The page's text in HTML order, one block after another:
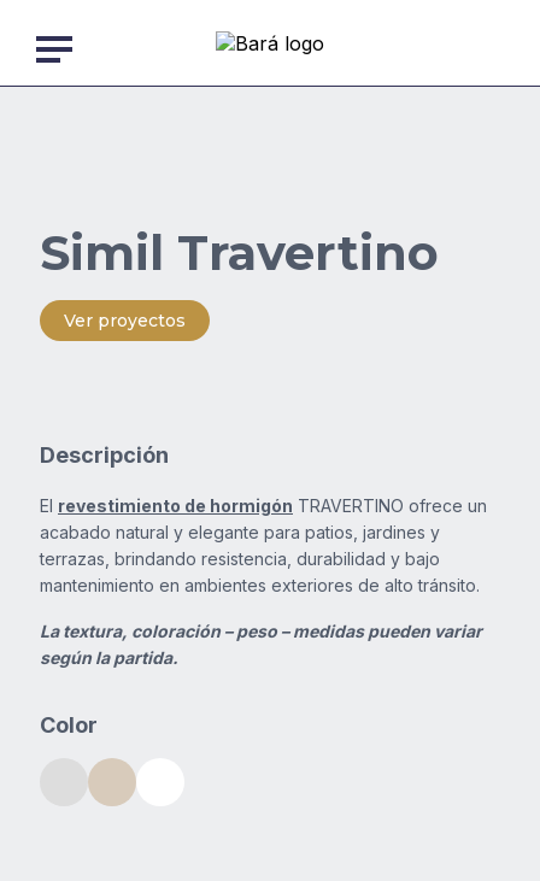
content
Obras
Contacto
Simil Travertino
Ver proyectos
Descripción
El revestimiento de hormigón TRAVERTINO ofrece un
acabado natural y elegante para patios, jardines y
terrazas, brindando resistencia, durabilidad y bajo
mantenimiento en ambientes exteriores de alto tránsito.
La textura, coloración – peso – medidas pueden variar
según la partida.
Color